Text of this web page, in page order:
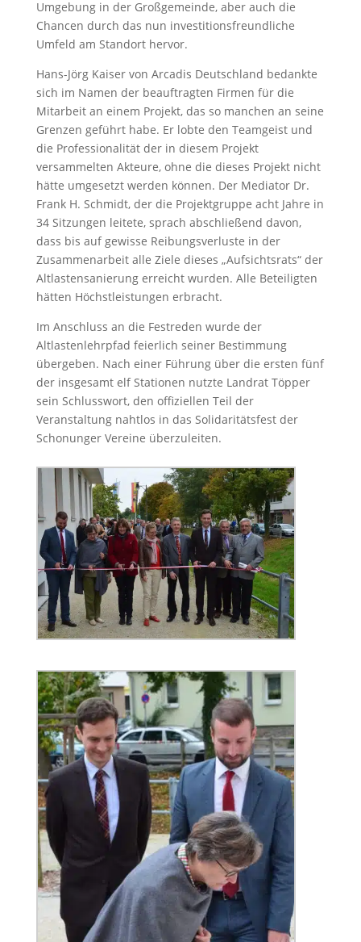
Umgebung in der Großgemeinde, aber auch die
Chancen durch das nun investitionsfreundliche
Umfeld am Standort hervor.
Hans-Jörg Kaiser von Arcadis Deutschland bedankte
sich im Namen der beauftragten Firmen für die
Mitarbeit an einem Projekt, das so manchen an seine
Grenzen geführt habe. Er lobte den Teamgeist und
die Professionalität der in diesem Projekt
versammelten Akteure, ohne die dieses Projekt nicht
hätte umgesetzt werden können. Der Mediator Dr.
Frank H. Schmidt, der die Projektgruppe acht Jahre in
34 Sitzungen leitete, sprach abschließend davon,
dass bis auf gewisse Reibungsverluste in der
Zusammenarbeit alle Ziele dieses „Aufsichtsrats“ der
Altlastensanierung erreicht wurden. Alle Beteiligten
hätten Höchstleistungen erbracht.
Im Anschluss an die Festreden wurde der
Altlastenlehrpfad feierlich seiner Bestimmung
übergeben. Nach einer Führung über die ersten fünf
der insgesamt elf Stationen nutzte Landrat Töpper
sein Schlusswort, den offiziellen Teil der
Veranstaltung nahtlos in das Solidaritätsfest der
Schonunger Vereine überzuleiten.